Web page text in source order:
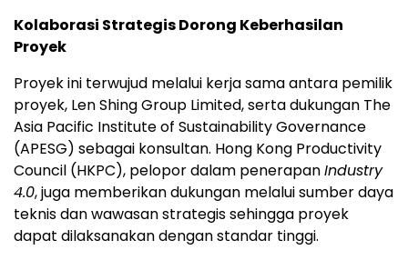
Kolaborasi Strategis Dorong Keberhasilan
Proyek
Proyek ini terwujud melalui kerja sama antara pemilik
proyek, Len Shing Group Limited, serta dukungan The
Asia Pacific Institute of Sustainability Governance
(APESG) sebagai konsultan. Hong Kong Productivity
Council (HKPC), pelopor dalam penerapanIndustry
4.0, juga memberikan dukungan melalui sumber daya
teknis dan wawasan strategis sehingga proyek
dapat dilaksanakan dengan standar tinggi.